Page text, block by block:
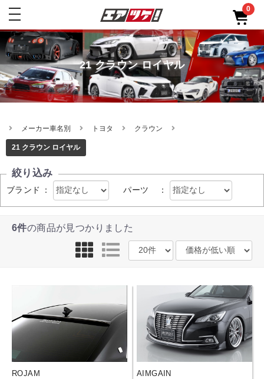
toggle
0
21 クラウン ロイヤル
メーカー車名別 トヨタ クラウン
21 クラウン ロイヤル
絞り込み
ブランド ： パーツ ：
6件の商品が見つかりました
ROJAM
AIMGAIN